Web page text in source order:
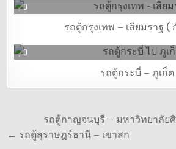
0
รถตู้กรุงเทพ – เสียมราฐ (
0
รถตู้กระบี่ – ภูเก็ต
แนะแนว
เรื่อง
รถตู้กาญจนบุรี – มหาวิทยาลัย
← รถตู้สุราษฎร์ธานี – เขาสก